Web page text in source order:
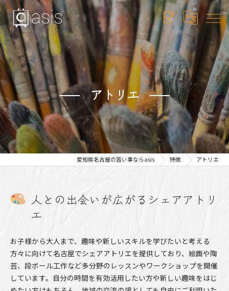
アトリエ
愛知県名古屋の習い事ならasis 特徴 アトリエ
人との出会いが広がるシェアアトリ
エ
お子様から大人まで、趣味や新しいスキルを学びたいと考える
方々に向けて名古屋でシェアアトリエを提供しており、絵画や陶
芸、段ボール工作など多分野のレッスンやワークショップを開催
しています。自分の時間を有効活用したい方や新しい趣味をはじ